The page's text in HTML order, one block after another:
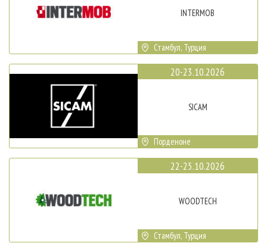
INTERMOB
Стамбул, Турция
20-23.10.2026
SICAM
Порденоне
22-25.10.2026
WOODTECH
Стамбул, Турция